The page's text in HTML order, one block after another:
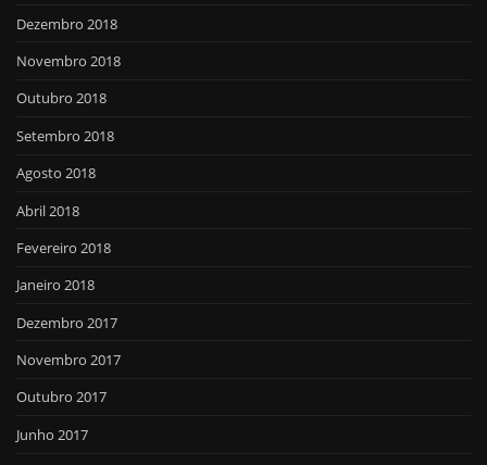
Dezembro 2018
Novembro 2018
Outubro 2018
Setembro 2018
Agosto 2018
Abril 2018
Fevereiro 2018
Janeiro 2018
Dezembro 2017
Novembro 2017
Outubro 2017
Junho 2017